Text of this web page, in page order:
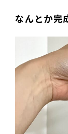
なんとか完